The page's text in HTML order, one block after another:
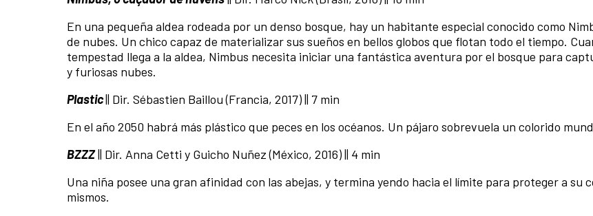
En una pequeña aldea rodeada por un denso bosque, hay un habitante especial conocido como
de nubes. Un chico capaz de materializar sus sueños en bellos globos que flotan todo el tiempo.
tempestad llega a la aldea, Nimbus necesita iniciar una fantástica aventura por el bosque para
y furiosas nubes.
Plastic|| Dir. Sébastien Baillou (Francia, 2017) || 7 min
En el año 2050 habrá más plástico que peces en los océanos. Un pájaro sobrevuela un colorido
BZZZ|| Dir. Anna Cetti y Guicho Nuñez (México, 2016) || 4 min
Una niña posee una gran afinidad con las abejas, y termina yendo hacia el límite para proteger a su
mismos.